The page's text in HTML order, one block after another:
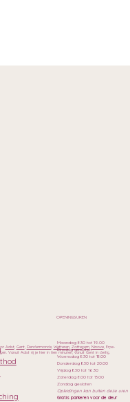
Maandag 8.30 tot 19.00
Dinsdag gesloten
Woensdag 8.30 tot 18.00
Donderdag 8.30 tot 20.00
Vrijdag 8.30 tot 16.30
Zaterdag 8.00 tot 13.00
Zondag gesloten
Opleidingen kan buiten deze uren
Gratis parkeren voor de deur
OPENINGSUREN
Aalst, Gent, Dendermonde, Wetteren, Zottegem, Ninove, Erpe-
Vanuit Aalst rij je hier in tien minuten, vanuit Gent in dertig.